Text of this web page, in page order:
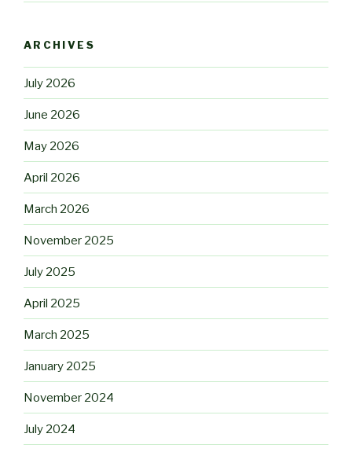
ARCHIVES
July 2026
June 2026
May 2026
April 2026
March 2026
November 2025
July 2025
April 2025
March 2025
January 2025
November 2024
July 2024